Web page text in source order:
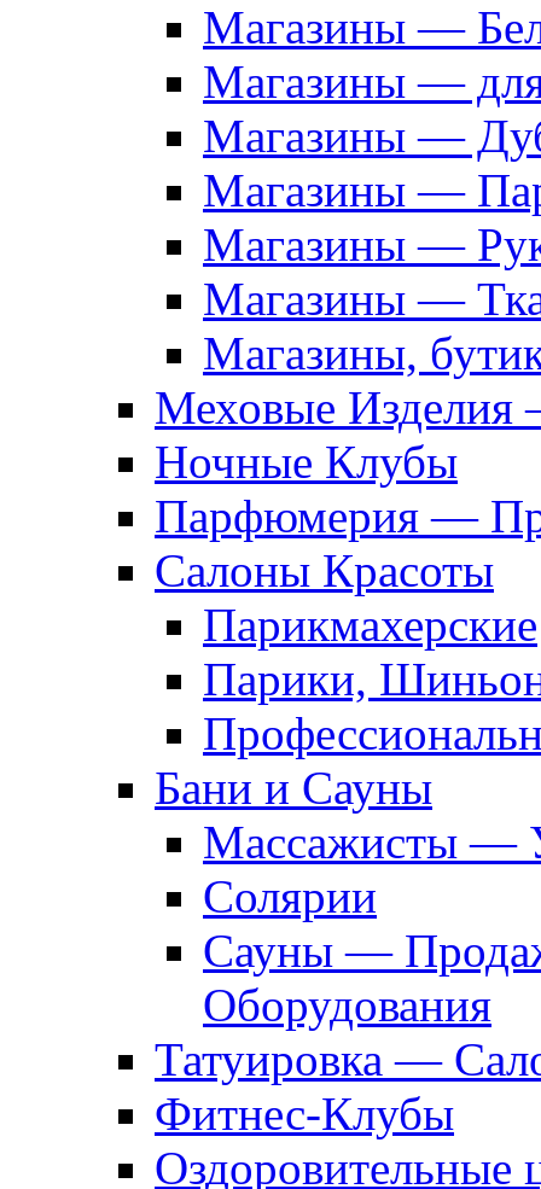
Магазины —
Магазины —
Магазины —
Магазины —
Магазины —
Магазины —
Магазины,
Меховые Изделия
Ночные Клубы
Парфюмерия —
Салоны Красоты
Парикмахерские
Парики,
Бани и Сауны
Массажисты —
Солярии
Сауны —
Оборудования
Татуировка —
Фитнес-Клубы
Оздоровительные